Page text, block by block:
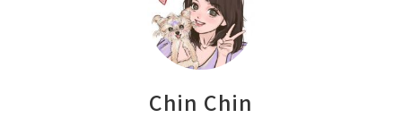
Chin Chin